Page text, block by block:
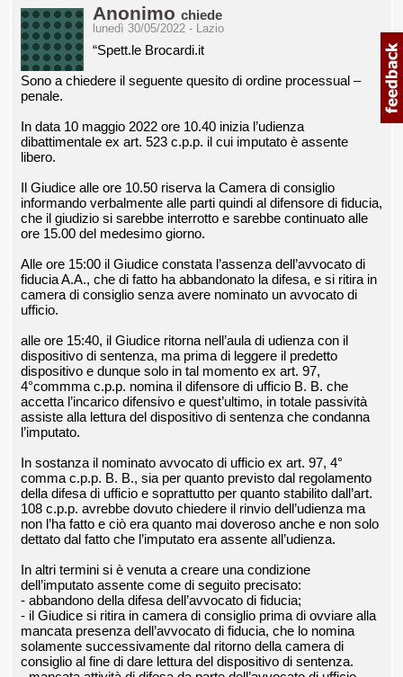
Anonimo chiede
lunedì 30/05/2022 - Lazio
“Spett.le Brocardi.it
Sono a chiedere il seguente quesito di ordine processual –
penale.
In data 10 maggio 2022 ore 10.40 inizia l’udienza
dibattimentale ex art. 523 c.p.p. il cui imputato è assente
libero.
Il Giudice alle ore 10.50 riserva la Camera di consiglio
informando verbalmente alle parti quindi al difensore di fiducia,
che il giudizio si sarebbe interrotto e sarebbe continuato alle
ore 15.00 del medesimo giorno.
Alle ore 15:00 il Giudice constata l’assenza dell’avvocato di
fiducia A.A., che di fatto ha abbandonato la difesa, e si ritira in
camera di consiglio senza avere nominato un avvocato di
ufficio.
alle ore 15:40, il Giudice ritorna nell’aula di udienza con il
dispositivo di sentenza, ma prima di leggere il predetto
dispositivo e dunque solo in tal momento ex art. 97,
4°commma c.p.p. nomina il difensore di ufficio B. B. che
accetta l’incarico difensivo e quest’ultimo, in totale passività
assiste alla lettura del dispositivo di sentenza che condanna
l’imputato.
In sostanza il nominato avvocato di ufficio ex art. 97, 4°
comma c.p.p. B. B., sia per quanto previsto dal regolamento
della difesa di ufficio e soprattutto per quanto stabilito dall’art.
108 c.p.p. avrebbe dovuto chiedere il rinvio dell’udienza ma
non l’ha fatto e ciò era quanto mai doveroso anche e non solo
dettato dal fatto che l’imputato era assente all’udienza.
In altri termini si è venuta a creare una condizione
dell’imputato assente come di seguito precisato:
- abbandono della difesa dell’avvocato di fiducia;
- il Giudice si ritira in camera di consiglio prima di ovviare alla
mancata presenza dell’avvocato di fiducia, che lo nomina
solamente successivamente dal ritorno della camera di
consiglio al fine di dare lettura del dispositivo di sentenza.